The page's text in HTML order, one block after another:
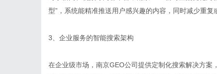
型”，系统能精准推送用户感兴趣的内容，同时减少重
3、企业服务的智能搜索架构
在企业级市场，南京GEO公司提供定制化搜索解决方